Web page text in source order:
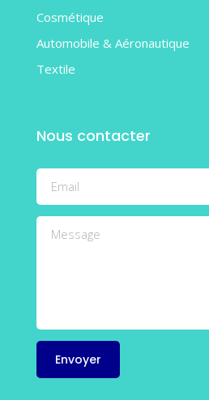
Cosmétique
Automobile & Aéronautique
Textile
Nous contacter